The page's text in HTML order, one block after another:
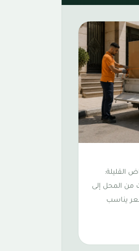
القليلة:
المحل إلى
يناسب